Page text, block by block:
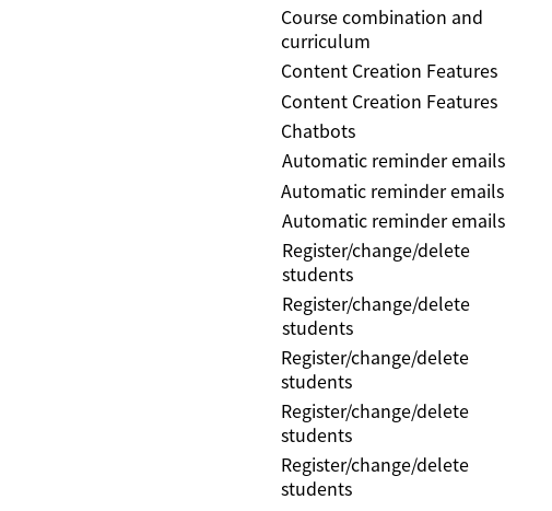
Course combination and
curriculum
Content Creation Features
Content Creation Features
Chatbots
Automatic reminder emails
Automatic reminder emails
Automatic reminder emails
Register/change/delete
students
Register/change/delete
students
Register/change/delete
students
Register/change/delete
students
Register/change/delete
students